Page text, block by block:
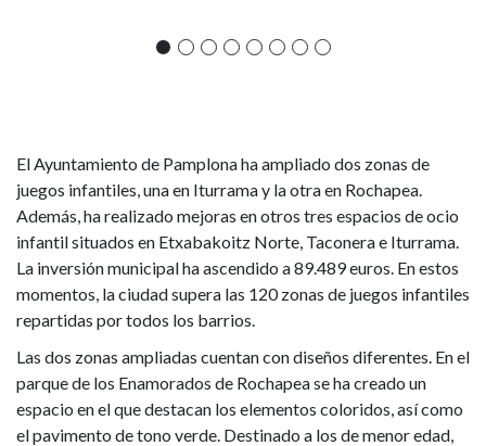
Etxabakoitz
Taconera
e
Iturrama
El Ayuntamiento de Pamplona ha ampliado dos zonas de
juegos infantiles, una en Iturrama y la otra en Rochapea.
Además, ha realizado mejoras en otros tres espacios de ocio
infantil situados en Etxabakoitz Norte, Taconera e Iturrama.
La inversión municipal ha ascendido a 89.489 euros. En estos
momentos, la ciudad supera las 120 zonas de juegos infantiles
repartidas por todos los barrios.
Las dos zonas ampliadas cuentan con diseños diferentes. En el
parque de los Enamorados de Rochapea se ha creado un
espacio en el que destacan los elementos coloridos, así como
el pavimento de tono verde. Destinado a los de menor edad,